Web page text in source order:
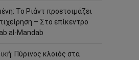
Το Ριάντ προετοιμάζει
– Στο επίκεντρο
al-Mandab
Πύρινος κλοιός στα